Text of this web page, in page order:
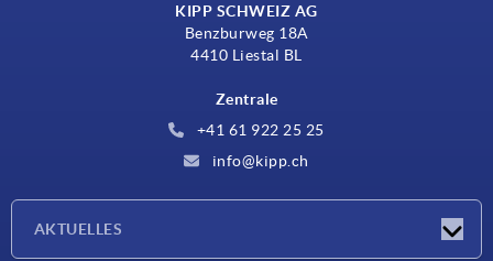
KIPP SCHWEIZ AG
Benzburweg 18A
4410 Liestal BL
Zentrale
+41 61 922 25 25
info@kipp.ch
AKTUELLES